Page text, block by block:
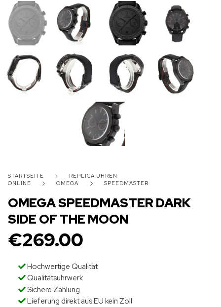
STARTSEITE
REPLICA UHREN
ONLINE
OMEGA SPEEDMASTER
OMEGA SPEEDMASTER DARK
SIDE OF THE MOON
€269.00
Hochwertige Qualität
Qualitätsuhrwerk
Sichere Zahlung
Lieferung direkt aus EU kein Zoll